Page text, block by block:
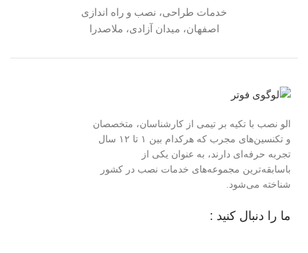
خدمات طراحی، نصب و راه اندازی
اصفهان، میدان آزادی، ملاصدرا
الو نصب با تکیه بر تیمی از کارشناسان، متخصصان
و تکنسین‌های مجرب که هرکدام بین ۱ تا ۱۲ سال
تجربه حرفه‌ای دارند، به عنوان یکی از
باسابقه‌ترین مجموعه‌های خدمات نصب در کشور
شناخته می‌شود.
ما را دنبال کنید :